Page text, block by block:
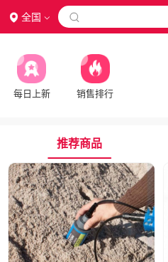
全国 
每日上新 销售排行
推荐商品